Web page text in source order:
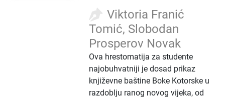
Viktoria Franić
Tomić, Slobodan
Prosperov Novak
Ova hrestomatija za studente
najobuhvatniji je dosad prikaz
književne baštine Boke Kotorske u
razdoblju ranog novog vijeka, od